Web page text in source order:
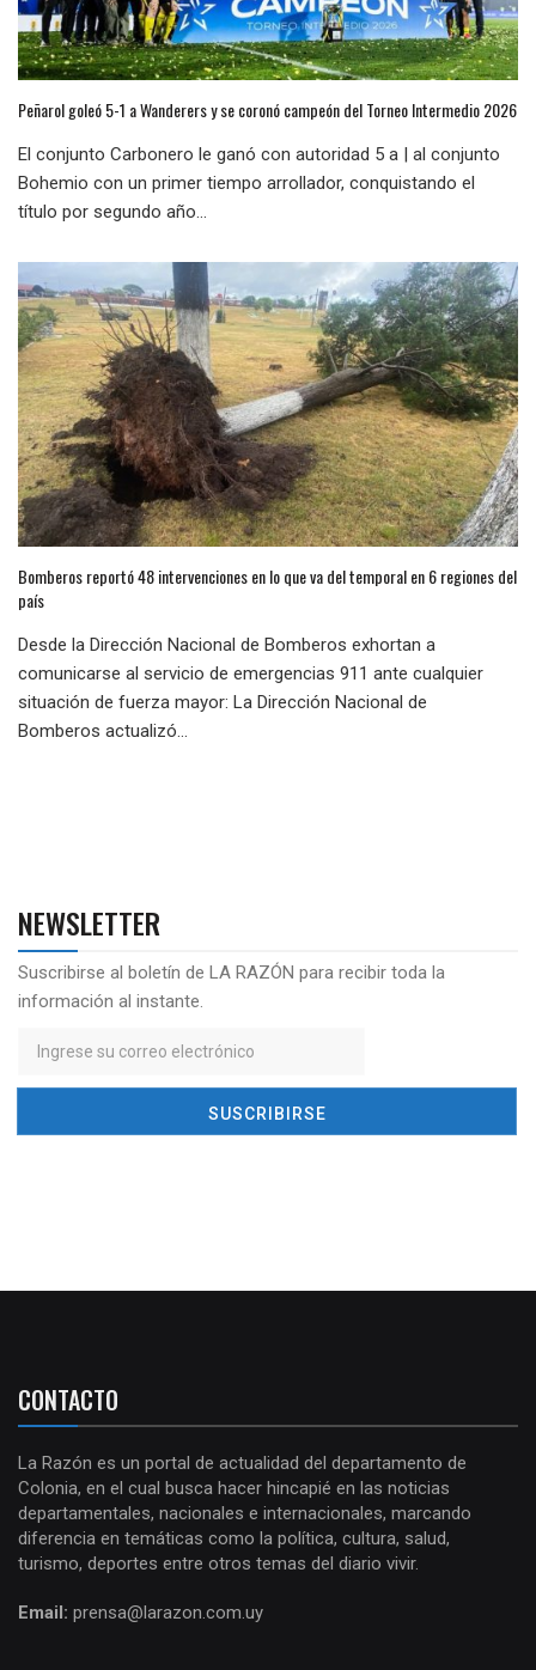
Peñarol goleó 5-1 a Wanderers y se coronó campeón del Torneo Intermedio 2026
El conjunto Carbonero le ganó con autoridad 5 a | al conjunto
Bohemio con un primer tiempo arrollador, conquistando el
título por segundo año...
Bomberos reportó 48 intervenciones en lo que va del temporal en 6 regiones del
país
Desde la Dirección Nacional de Bomberos exhortan a
comunicarse al servicio de emergencias 911 ante cualquier
situación de fuerza mayor: La Dirección Nacional de
Bomberos actualizó...
NEWSLETTER
Suscribirse al boletín de LA RAZÓN para recibir toda la
información al instante.
CONTACTO
La Razón es un portal de actualidad del departamento de
Colonia, en el cual busca hacer hincapié en las noticias
departamentales, nacionales e internacionales, marcando
diferencia en temáticas como la política, cultura, salud,
turismo, deportes entre otros temas del diario vivir.
Email: prensa@larazon.com.uy